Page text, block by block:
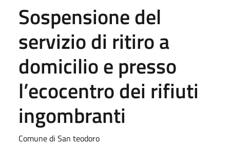
Sospensione del
servizio di ritiro a
domicilio e presso
l’ecocentro dei rifiuti
ingombranti
Comune di San teodoro